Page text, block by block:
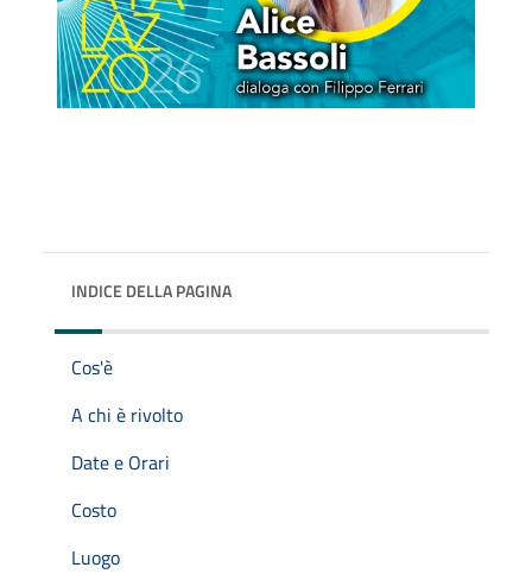
INDICE DELLA PAGINA
Cos'è
A chi è rivolto
Date e Orari
Costo
Luogo